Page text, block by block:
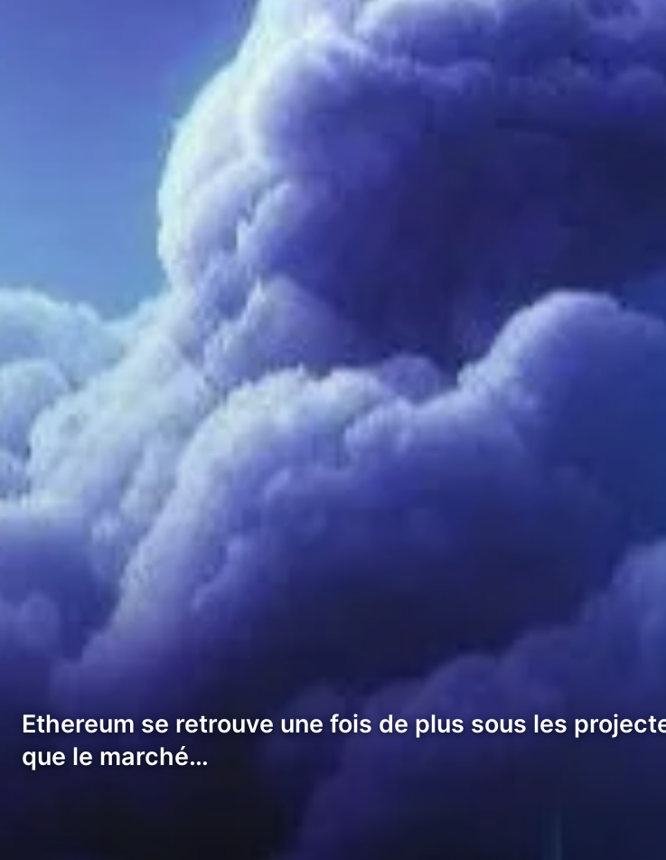
Ethereum se retrouve une fois de plus sous les
que le marché…